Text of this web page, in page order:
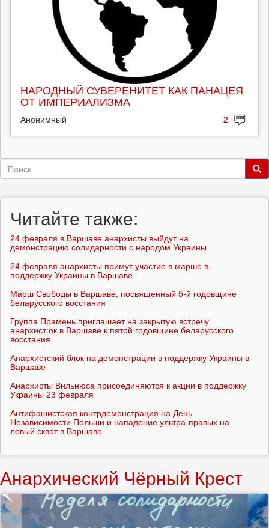
НАРОДНЫЙ СУВЕРЕНИТЕТ КАК ПАНАЦЕЯ
ОТ ИМПЕРИАЛИЗМА
Анонимный 2
Форма
Читайте также:
24 февраля в Варшаве анархисты выйдут на
демонстрацию солидарности с народом Украины
24 февраля анархисты примут участие в марше в
поддержку Украины в Варшаве
Марш Свободы в Варшаве, посвященный 5-й годовщине
беларусского восстания
Группа Прамень приглашает на закрытую встречу
анархист:ок в Варшаве к пятой годовщине беларусского
восстания
Анархистский блок на демонстрации в поддержку Украины в
Варшаве
Анархисты Вильнюса присоединяются к акции в поддержку
Украины 23 февраля
Антифашистская контрдемонстрация на День
Независимости Польши и нападение ультра-правых на
левый сквот в Варшаве
Анархический Чёрный Крест